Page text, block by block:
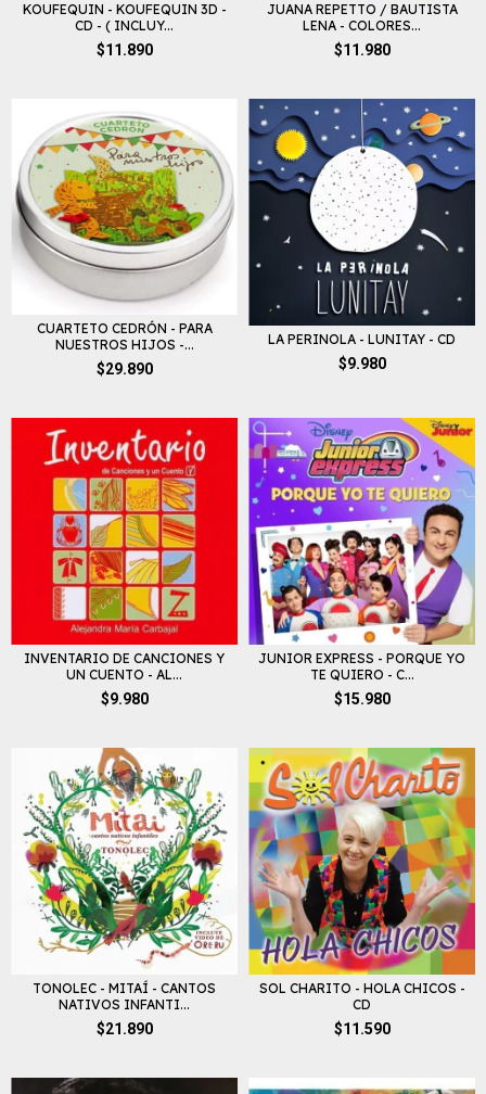
KOUFEQUIN - KOUFEQUIN 3D -
CD - ( INCLUY...
$11.890
JUANA REPETTO / BAUTISTA
LENA - COLORES...
$11.980
CUARTETO CEDRÓN - PARA
NUESTROS HIJOS -...
$29.890
LA PERINOLA - LUNITAY - CD
$9.980
INVENTARIO DE CANCIONES Y
UN CUENTO - AL...
$9.980
JUNIOR EXPRESS - PORQUE YO
TE QUIERO - C...
$15.980
TONOLEC - MITAÍ - CANTOS
NATIVOS INFANTI...
$21.890
SOL CHARITO - HOLA CHICOS -
CD
$11.590